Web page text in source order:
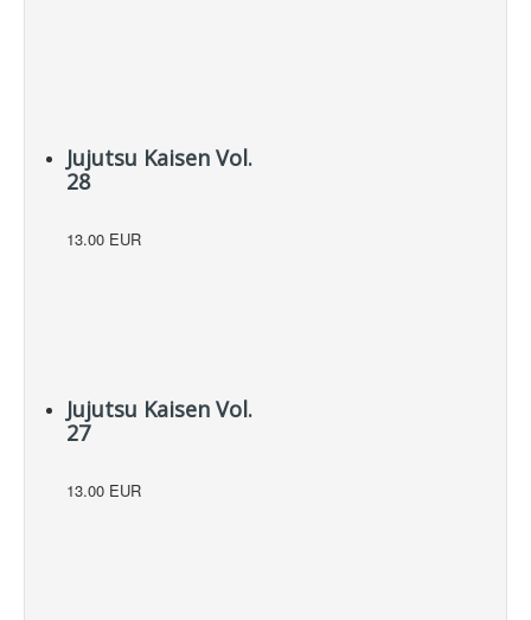
Jujutsu Kaisen Vol.
28
13.00 EUR
Jujutsu Kaisen Vol.
27
13.00 EUR